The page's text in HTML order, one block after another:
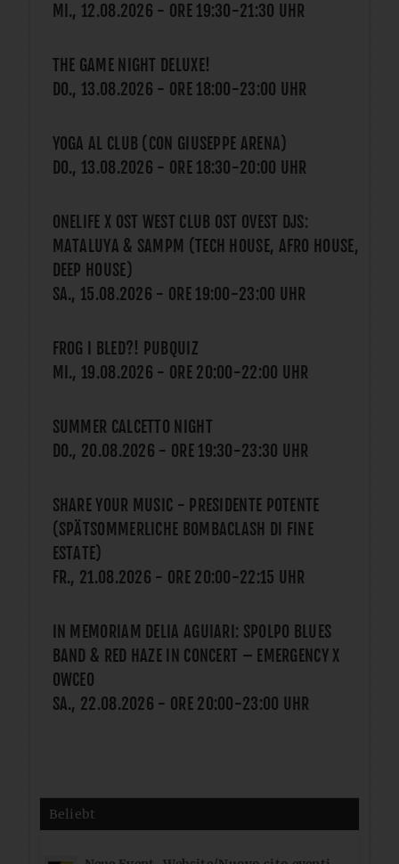
MI., 12.08.2026 - ORE 19:30-21:30 UHR
THE GAME NIGHT DELUXE!
DO., 13.08.2026 - ORE 18:00-23:00 UHR
YOGA AL CLUB (CON GIUSEPPE ARENA)
DO., 13.08.2026 - ORE 18:30-20:00 UHR
ONELIFE X OST WEST CLUB OST OVEST DJS:
MATALUYA & SAMPM (TECH HOUSE, AFRO HOUSE,
DEEP HOUSE)
SA., 15.08.2026 - ORE 19:00-23:00 UHR
FROG I BLED?! PUBQUIZ
MI., 19.08.2026 - ORE 20:00-22:00 UHR
SUMMER CALCETTO NIGHT
DO., 20.08.2026 - ORE 19:30-23:30 UHR
SHARE YOUR MUSIC - PRESIDENTE POTENTE
(SPÄTSOMMERLICHE BOMBACLASH DI FINE
ESTATE)
FR., 21.08.2026 - ORE 20:00-22:15 UHR
IN MEMORIAM DELIA AGUIARI: SPOLPO BLUES
BAND & RED HAZE IN CONCERT – EMERGENCY X
OWCEO
SA., 22.08.2026 - ORE 20:00-23:00 UHR
Beliebt